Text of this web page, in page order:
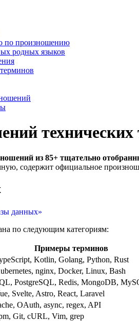
по произношению
родных языков
из 85+ тщательно
содержит официальное
данных»
по следующим категориям:
Примеры терминов
Kotlin, Golang, Python, Rust
nginx, Docker, Linux, Bash
PostgreSQL, Redis, MongoDB,
Svelte, Astro, React, Laravel
OAuth, async, regex, API
Git, cURL, Vim, grep